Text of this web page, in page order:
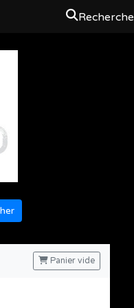
Recherche
Panier vide